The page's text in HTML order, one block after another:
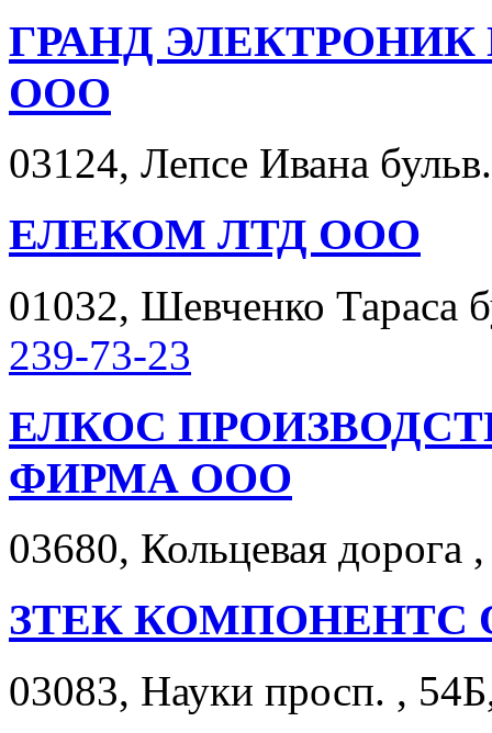
ГРАНД
ООО
03124, Лепсе Ивана
ЕЛЕКОМ ЛТД ООО
01032, Шевченко Тараса
239-73-23
ЕЛКОС
ФИРМА ООО
03680, Кольцевая дорога
ЗТЕК КОМПОНЕНТС
03083, Науки просп. ,